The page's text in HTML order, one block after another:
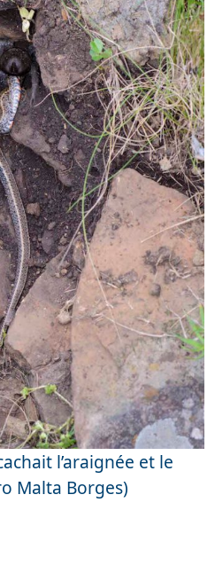
l’araignée et le
Malta Borges)